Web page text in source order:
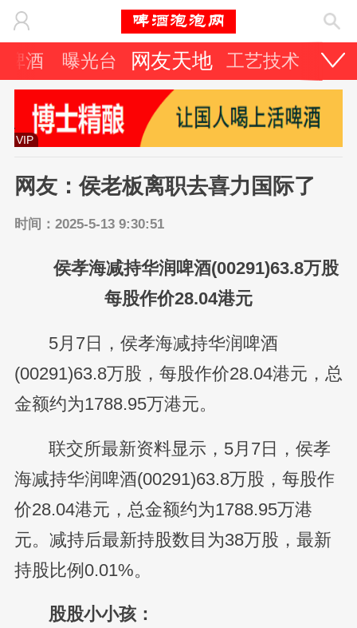
啤酒 曝光台 网友天地 工艺技术 啤
VIP
网友：侯老板离职去喜力国际了
时间：2025-5-13 9:30:51
侯孝海减持华润啤酒(00291)63.8万股
每股作价28.04港元
5月7日，侯孝海减持华润啤酒
(00291)63.8万股，每股作价28.04港元，总
金额约为1788.95万港元。
联交所最新资料显示，5月7日，侯孝
海减持华润啤酒(00291)63.8万股，每股作
价28.04港元，总金额约为1788.95万港
元。减持后最新持股数目为38万股，最新
持股比例0.01%。
股股小小孩：